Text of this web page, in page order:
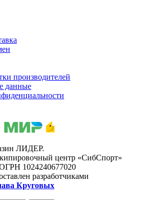
производителей
данные
ЛИДЕР.
центр «СибСпорт»
1024240677020
разработчиками
Круговых